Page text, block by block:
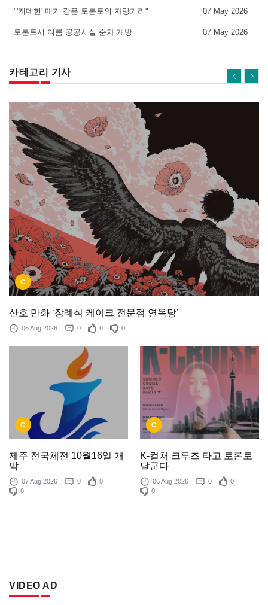
"'케데헌' 매기 강은 토론토의 자랑거리" 07 May 2026
토론토시 여름 공공시설 순차 개방 07 May 2026
카테고리 기사
C
산호 만화 ‘장례식 케이크 전문점 연옥당’
06 Aug 2026 0 0 0
C
제주 전국체전 10월16일 개
막
07 Aug 2026 0
0
0
C
K-컬처 크루즈 타고 토론토
달군다
06 Aug 2026 0
0
0
VIDEO AD